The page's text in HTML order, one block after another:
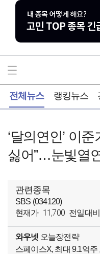
전체뉴스 랭킹뉴스
‘달의연인’ 이
싫어”…눈빛열
관련종목
SBS (034120)
현재가 11,700 전일대비
와우넷 오늘장전략
스페이스X, 최대 9.1억